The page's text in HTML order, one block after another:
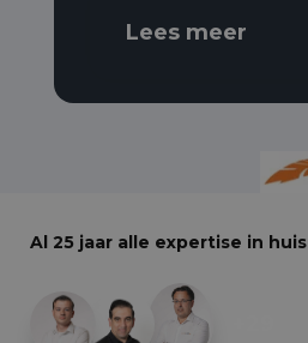
Lees meer
Al 25 jaar alle expertise in huis